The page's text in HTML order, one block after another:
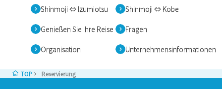
Shinmoji ⇔ Izumiotsu Shinmoji ⇔ Kobe
Genießen Sie Ihre Reise Fragen
Organisation Unternehmensinformationen
TOP Reservierung